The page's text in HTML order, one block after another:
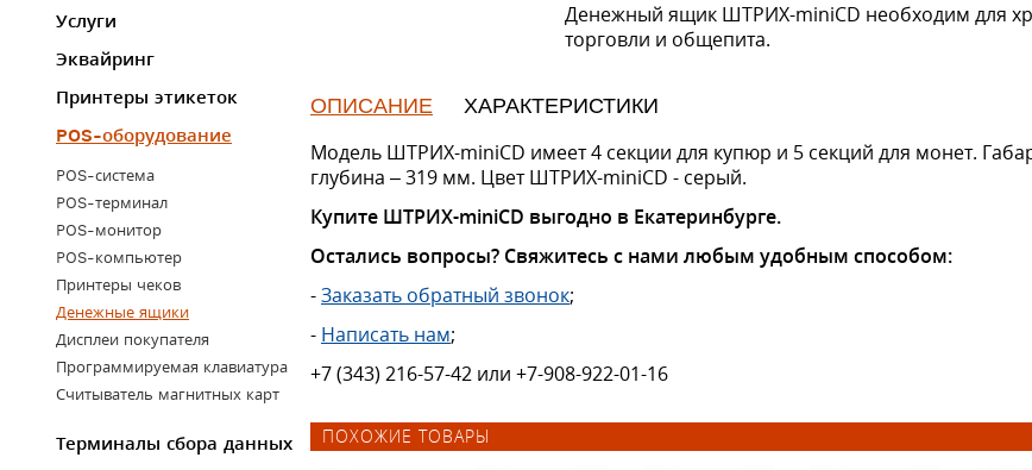
Услуги
Эквайринг
Принтеры этикеток
POS-оборудование
POS-система
POS-терминал
POS-монитор
POS-компьютер
Принтеры чеков
Денежные ящики
Дисплеи покупателя
Программируемая клавиатура
Считыватель магнитных карт
Терминалы сбора данных
Денежный ящик ШТРИХ-miniCD необходим для
торговли и общепита.
ОПИСАНИЕ ХАРАКТЕРИСТИКИ
Модель ШТРИХ-miniCD имеет 4 секции для купюр и 5 секций для монет.
глубина – 319 мм. Цвет ШТРИХ-miniCD - серый.
Купите ШТРИХ-miniCD выгодно в Екатеринбурге.
Остались вопросы? Свяжитесь с нами любым удобным способом:
-Заказать обратный звонок;
- Написать нам;
+7 (343) 216-57-42 или +7-908-922-01-16
ПОХОЖИЕ ТОВАРЫ